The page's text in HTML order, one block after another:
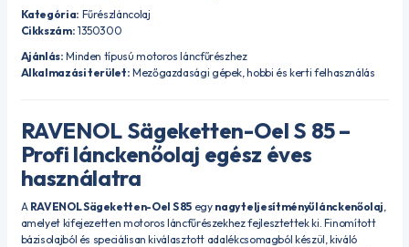
Kategória: Fűrészláncolaj
Cikkszám: 1350300
Ajánlás: Minden típusú motoros láncfűrészhez
Alkalmazási terület: Mezőgazdasági gépek, hobbi és kerti felhasználás
RAVENOL Sägeketten-Oel S 85 –
Profi lánckenőolaj egész éves
használatra
A RAVENOL Sägeketten-Oel S 85 egy nagy teljesítményű lánckenőolaj,
amelyet kifejezetten motoros láncfűrészekhez fejlesztettek ki. Finomított
bázisolajból és speciálisan kiválasztott adalékcsomagból készül, kiváló